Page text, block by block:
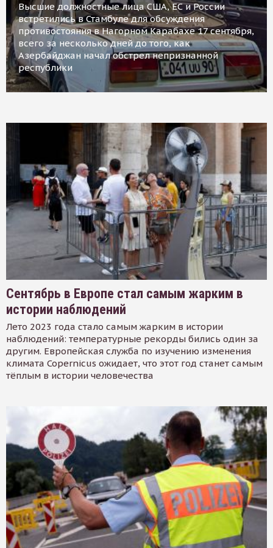
Высшие должностные лица США, ЕС и России
встретились в Стамбуле для обсуждения
противостояния в Нагорном Карабахе 17 сентября,
всего за несколько дней до того, как
Азербайджан начал обстрел непризнанной
республики
Сентябрь в Европе стал самым жарким в
истории наблюдений
Лето 2023 года стало самым жарким в истории
наблюдений: температурные рекорды бились один за
другим. Европейская служба по изучению изменения
климата Copernicus ожидает, что этот год станет самым
тёплым в истории человечества